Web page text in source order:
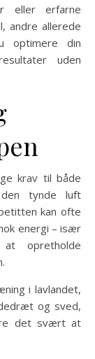
eller erfarne
andre allerede
din
uden
krav til både
tynde luft
kan ofte
energi – især
opretholde
i lavlandet,
og sved,
det svært at